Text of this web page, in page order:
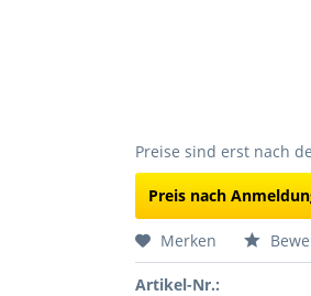
Preise sind erst nach
Preis nach
Merken
Artikel-Nr.: